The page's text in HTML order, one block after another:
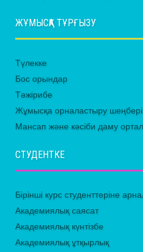
ЖҰМЫСҚА ТҰРҒЫЗУ
Түлекке
Бос орындар
Тәжірибе
Жұмысқа орналастыру
Мансап және кәсіби даму
СТУДЕНТКЕ
Бірінші курс студенттеріне
Академиялық саясат
Академиялық күнтізбе
Академиялық ұтқырлық